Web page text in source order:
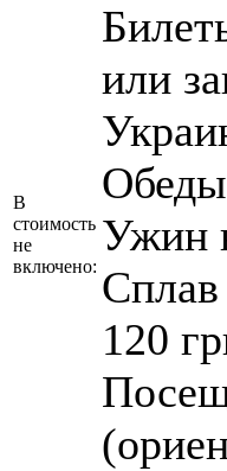
В
стоимость
не
включено:
или
Обеды
Ужин
Сплав
120